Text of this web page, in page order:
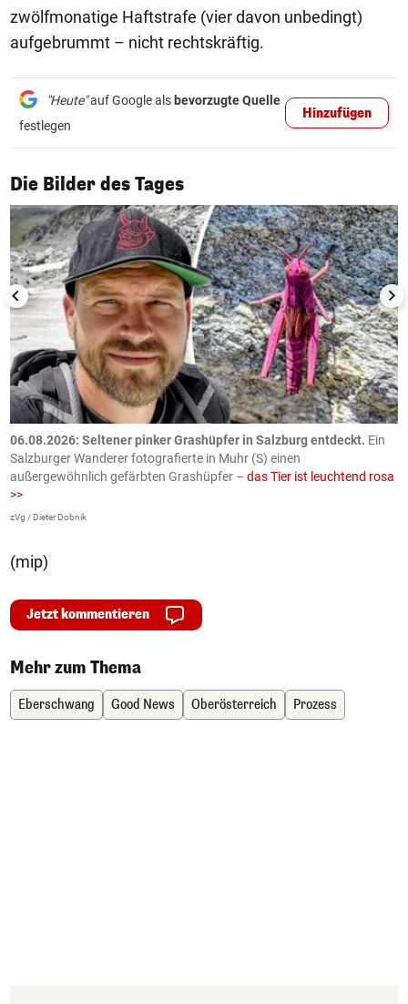
zwölfmonatige Haftstrafe (vier davon unbedingt)
aufgebrummt – nicht rechtskräftig.
"Heute"auf Google als bevorzugte Quelle
festlegen
Hinzufügen
Die Bilder des Tages
1/50
06.08.2026: Seltener pinker Grashüpfer in Salzburg entdeckt. Ein
Salzburger Wanderer fotografierte in Muhr (S) einen
außergewöhnlich gefärbten Grashüpfer – das Tier ist leuchtend rosa
>>
zVg / Dieter Dobnik
(mip)
Jetzt kommentieren
Mehr zum Thema
Eberschwang Good News Oberösterreich Prozess